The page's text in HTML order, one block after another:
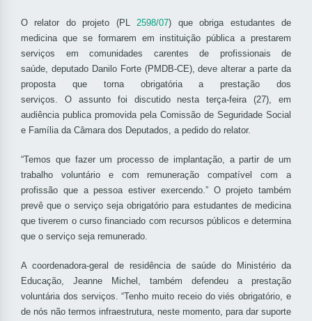
O relator do projeto (PL2598/07) que obriga estudantes de
medicina que se formarem em instituição pública a prestarem
serviços em comunidades carentes de profissionais de
saúde, deputado Danilo Forte (PMDB-CE), deve alterar a parte da
proposta que torna obrigatória a prestação dos
serviços. O assunto foi discutido nesta terça-feira (27), em
audiência publica promovida pela Comissão de Seguridade Social
e Família da Câmara dos Deputados, a pedido do relator.
“Temos que fazer um processo de implantação, a partir de um
trabalho voluntário e com remuneração compatível com a
profissão que a pessoa estiver exercendo.” O projeto também
prevê que o serviço seja obrigatório para estudantes de medicina
que tiverem o curso financiado com recursos públicos e determina
que o serviço seja remunerado.
A coordenadora-geral de residência de saúde do Ministério da
Educação, Jeanne Michel, também defendeu a prestação
voluntária dos serviços. “Tenho muito receio do viés obrigatório, e
de nós não termos infraestrutura, neste momento, para dar suporte